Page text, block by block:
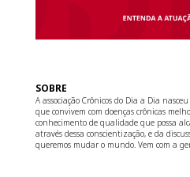
SOBRE
A associação Crônicos do Dia a Dia
que convivem com doenças crônicas
conhecimento de qualidade que possa
através dessa conscientização, e da
queremos mudar o mundo. Vem com a